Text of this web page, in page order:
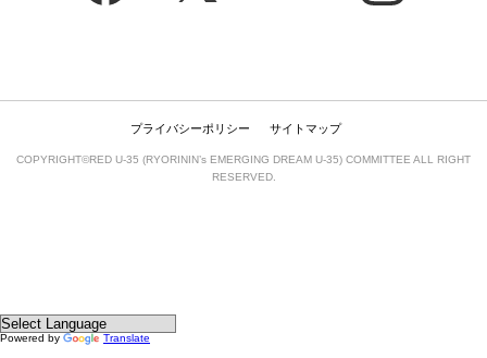
プライバシーポリシー サイトマップ
COPYRIGHT©RED U-35 (RYORININ’s EMERGING DREAM U-35) COMMITTEE ALL RIGHT
RESERVED.
Powered by Translate